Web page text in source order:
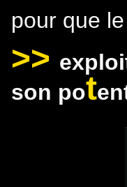
pour que
>>
son pot